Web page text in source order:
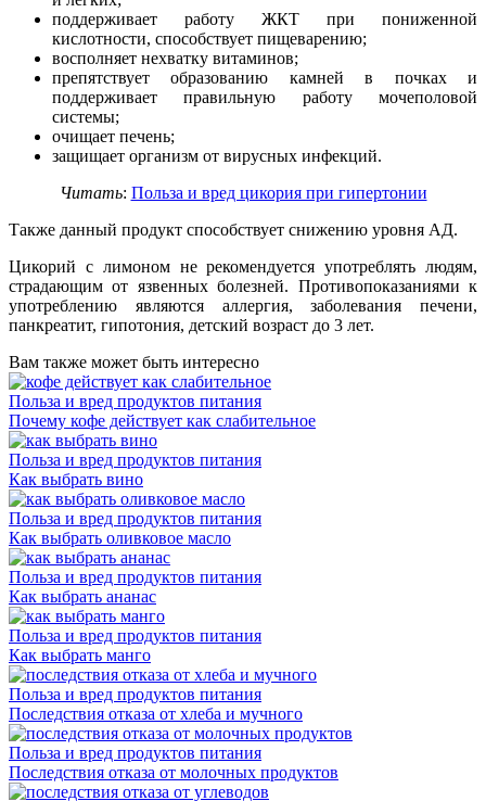
поддерживает работу ЖКТ при пониженной
кислотности, способствует пищеварению;
восполняет нехватку витаминов;
препятствует образованию камней в почках и
поддерживает правильную работу мочеполовой
системы;
очищает печень;
защищает организм от вирусных инфекций.
Читать: Польза и вред цикория при гипертонии
Также данный продукт способствует снижению уровня АД.
Цикорий с лимоном не рекомендуется употреблять людям,
страдающим от язвенных болезней. Противопоказаниями к
употреблению являются аллергия, заболевания печени,
панкреатит, гипотония, детский возраст до 3 лет.
Вам также может быть интересно
Польза и вред продуктов питания
Почему кофе действует как слабительное
Польза и вред продуктов питания
Как выбрать вино
Польза и вред продуктов питания
Как выбрать оливковое масло
Польза и вред продуктов питания
Как выбрать ананас
Польза и вред продуктов питания
Как выбрать манго
Польза и вред продуктов питания
Последствия отказа от хлеба и мучного
Польза и вред продуктов питания
Последствия отказа от молочных продуктов